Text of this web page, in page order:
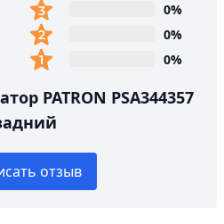
0%
0%
0%
PATRON PSA344357
отзыв